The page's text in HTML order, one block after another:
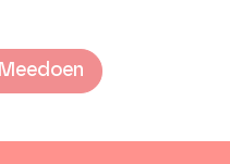
Meedoen